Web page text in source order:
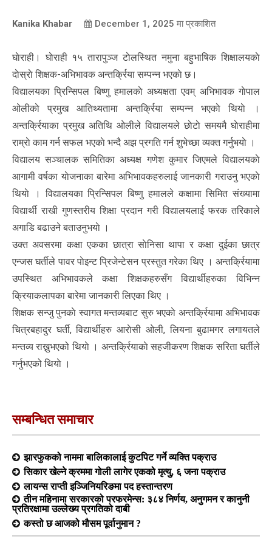
Kanika Khabar December 1, 2025 मा प्रकाशित
घाेराही। घाेराही १५ तारापुञ्ज टाेलस्थित नमुना बहुभाषिक शिक्षालयकाे
दाेस्राे शिक्षक-अभिभावक अन्तर्क्रिया सम्पन्न भएकाे छ।
विद्यालयका प्रिन्सिपल बिष्णु हमालकाे अध्यक्षता एवम् अभिभावक गाेपाल
ओलीकाे प्रमुख आतिथ्यतामा अन्तर्क्रिया सम्पन्न भएकाे थियाे ।
अन्तर्क्रियाका प्रमुख अतिथि ओलीले विद्यालयले छाेटाे समयमै घाेराहीमा
राम्राे काम गर्न सफल भएकाे भन्दै अझ प्रगति गर्न शुभेच्छा व्यक्त गर्नुभयाे ।
विद्यालय सञ्चालक समितिका अध्यक्ष गणेश कुमार जिएमले विद्यालयकाे
आगामी वर्षका याेजनाका बारेमा अभिभावकहरुलाई जानकारी गराउनु भएकाे
थियाे । विद्यालयका प्रिन्सिपल बिष्णु हमालले कक्षामा सिमित संख्यामा
विद्यार्थी राखी गुणस्तरीय शिक्षा प्रदान गरी विद्यालयलाई फरक तरिकाले
अगाडि बढाउने बताउनुभयाे ।
उक्त अवसरमा कक्षा एकका छात्रा साेनिसा थापा र कक्षा दुईका छात्र
एन्जस घर्तीले पावर पाेइन्ट प्रिजेन्टेसन प्रस्तुत गरेका थिए । अन्तर्क्रियामा
उपस्थित अभिभावकले कक्षा शिक्षकहरुसँग विद्यार्थीहरुका विभिन्न
क्रियाकलापका बारेमा जानकारी लिएका थिए ।
शिक्षक सन्जु पुनकाे स्वागत मन्तव्यबाट सुरु भएकाे अन्तर्क्रियामा अभिभावक
चित्रबहादुर घर्ती, विद्यार्थीहरु आराेसी ओली, लियना बुढामगर लगायतले
मन्तव्य राख्नुभएको थियाे । अन्तर्क्रियाकाे सहजीकरण शिक्षक सरिता घर्तीले
गर्नुभएको थियाे ।
सम्बन्धित समाचार
झारफुकको नाममा बालिकालाई कुटपिट गर्ने व्यक्ति पक्राउ
सिकार खेल्ने क्रममा गोली लागेर एकको मृत्यु, ६ जना पक्राउ
लायन्स राप्ती इञ्जिनियरिङमा पद हस्तान्तरण
तीन महिनामा सरकारको परफरमेन्स: ३८४ निर्णय, अनुगमन र कानुनी
प्रतिरक्षामा उल्लेख्य प्रगतिको दाबी
कस्तो छ आजको मौसम पूर्वानुमान ?